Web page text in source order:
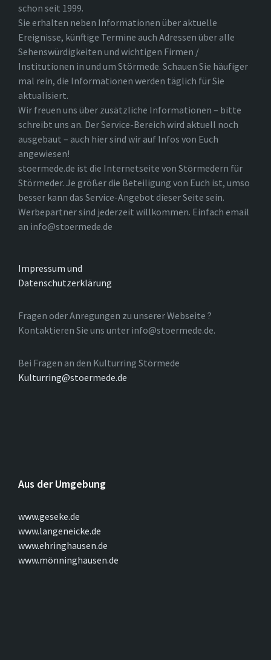
schon seit 1999.
Sie erhalten neben Informationen über aktuelle
Ereignisse, künftige Termine auch Adressen über alle
Sehenswürdigkeiten und wichtigen Firmen /
Institutionen in und um Störmede. Schauen Sie häufiger
mal rein, die Informationen werden täglich für Sie
aktualisiert.
Wir freuen uns über zusätzliche Informationen – bitte
schreibt uns an. Der Service-Bereich wird aktuell noch
ausgebaut – auch hier sind wir auf Infos von Euch
angewiesen!
stoermede.de ist die Internetseite von Störmedern für
Störmeder. Je größer die Beteiligung von Euch ist, umso
besser kann das Service-Angebot dieser Seite sein.
Werbepartner sind jederzeit willkommen. Einfach email
an info@stoermede.de
Impressum und
Datenschutzerklärung
Fragen oder Anregungen zu unserer Webseite ?
Kontaktieren Sie uns unter info@stoermede.de.
Bei Fragen an den Kulturring Störmede
Kulturring@stoermede.de
Aus der Umgebung
www.geseke.de
www.langeneicke.de
www.ehringhausen.de
www.mönninghausen.de